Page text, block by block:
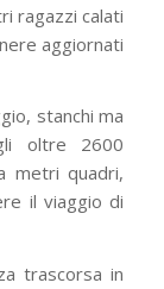
ragazzi calati
aggiornati
stanchi ma
oltre 2600
metri quadri,
il viaggio di
trascorsa in